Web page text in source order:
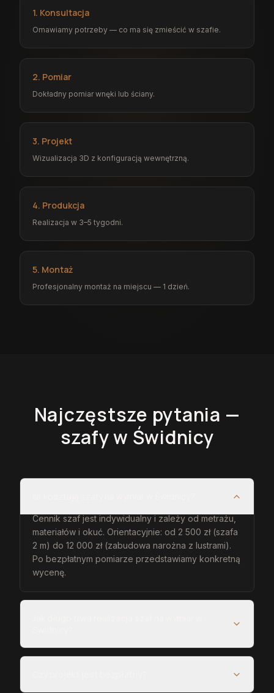
1. Konsultacja
Omawiamy potrzeby — co ma się zmieścić w szafie.
2. Pomiar
Dokładny pomiar wnęki lub ściany.
3. Projekt
Wizualizacja 3D z konfiguracją wewnętrzną.
4. Produkcja
Realizacja w 3–5 tygodni.
5. Montaż
Profesjonalny montaż na miejscu — 1 dzień.
Najczęstsze pytania —
szafyw Świdnicy
Cennik szaf jest indywidualny i zależy od metrażu,
materiałów i okuć. Orientacyjnie: od 2 500 zł (szafa
2 m) do 12 000 zł (zabudowa narożna z lustrami).
Po bezpłatnym pomiarze przedstawiamy konkretną
wycenę.